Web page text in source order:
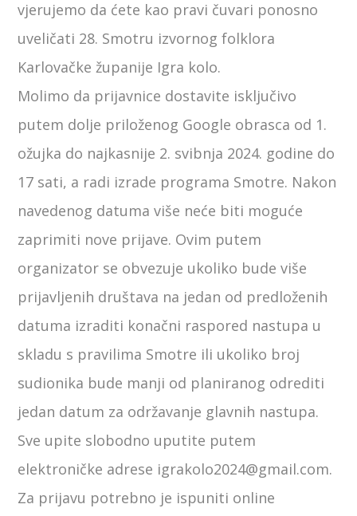
vjerujemo da ćete kao pravi čuvari ponosno
uveličati 28. Smotru izvornog folklora
Karlovačke županije Igra kolo.
Molimo da prijavnice dostavite isključivo
putem dolje priloženog Google obrasca od 1.
ožujka do najkasnije 2. svibnja 2024. godine do
17 sati, a radi izrade programa Smotre. Nakon
navedenog datuma više neće biti moguće
zaprimiti nove prijave. Ovim putem
organizator se obvezuje ukoliko bude više
prijavljenih društava na jedan od predloženih
datuma izraditi konačni raspored nastupa u
skladu s pravilima Smotre ili ukoliko broj
sudionika bude manji od planiranog odrediti
jedan datum za održavanje glavnih nastupa.
Sve upite slobodno uputite putem
elektroničke adrese igrakolo2024@gmail.com.
Za prijavu potrebno je ispuniti online